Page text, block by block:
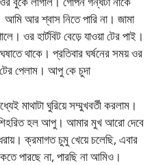
আর শ্বাস নিতে পারি না। জামা
ওর হার্টবিট বেড়ে যাওয়া টের পাই।
থাকে। প্রতিবার ঘর্ষনের সময় ওর
পেলাম। আপু কে চুদা
মাথাটা ঘুরিয়ে সম্মুখবর্তী করলাম।
হল আপু। আমার মুখ আরো দেবে
ক্রমাগত চুমু খেয়ে চলেছি, এবার
পারছে না, পারছি না আমিও।